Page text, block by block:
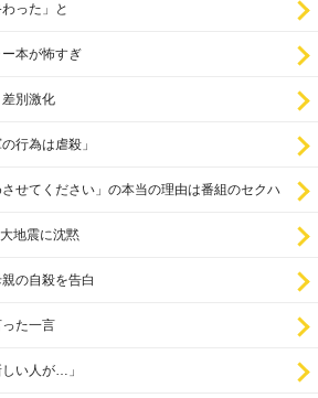
った」と
本が怖すぎ
別激化
行為は虐殺」
せてください」の本当の理由は番組のセクハ
地震に沈黙
の自殺を告白
た一言
い人が…」